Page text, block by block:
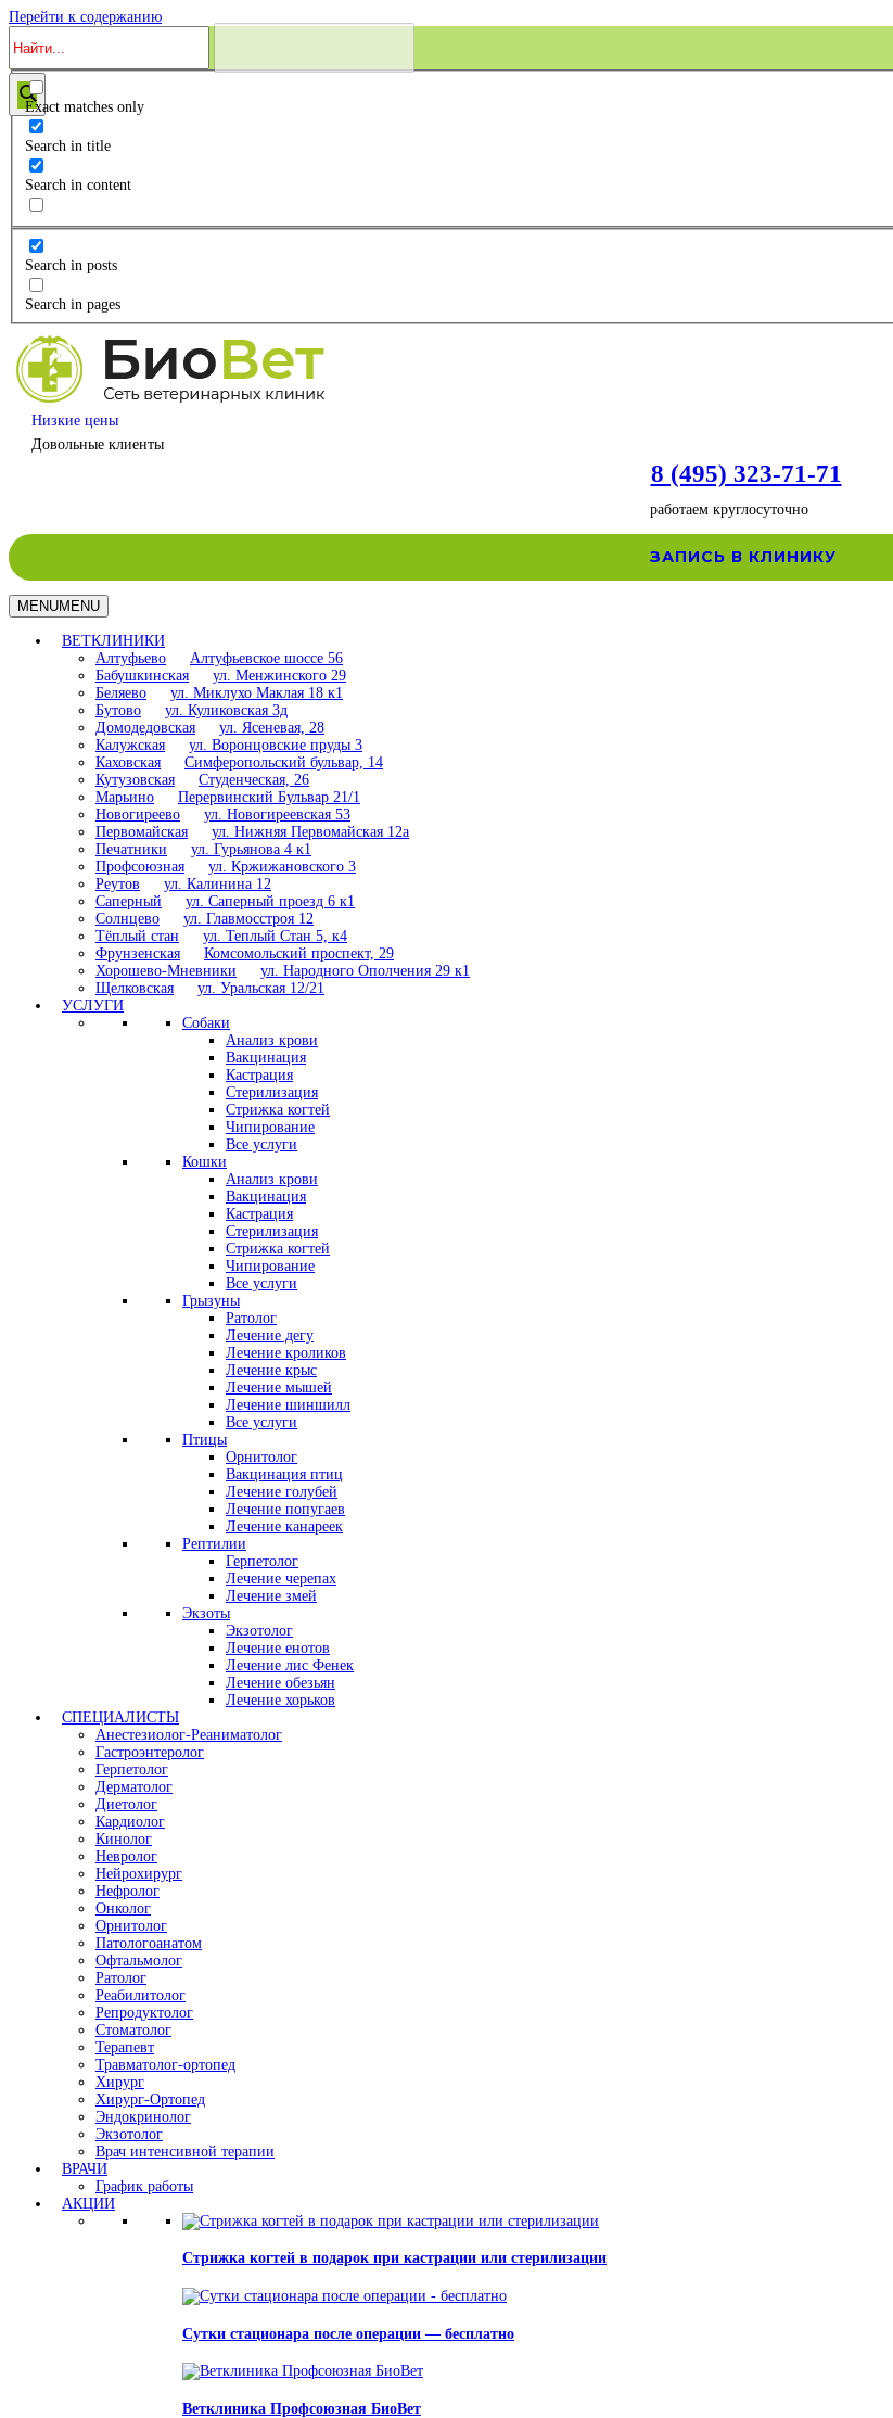
Перейти к содержанию
Exact matches only
Search in title
Search in content
Search in posts
Search in pages
Низкие цены
Довольные клиенты
8 (495) 323-71-71
работаем круглосуточно
ЗАПИСЬ В КЛИНИКУ
MENUMENU
ВЕТКЛИНИКИ
Алтуфьево
Алтуфьевское шоссе 56
Бабушкинская
ул. Менжинского 29
Беляево
ул. Миклухо Маклая 18 к1
Бутово
ул. Куликовская 3д
Домодедовская
ул. Ясеневая, 28
Калужская
ул. Воронцовские пруды 3
Каховская
Симферопольский бульвар, 14
Кутузовская
Студенческая, 26
Марьино
Перервинский Бульвар 21/1
Новогиреево
ул. Новогиреевская 53
Первомайская
ул. Нижняя Первомайская 12а
Печатники
ул. Гурьянова 4 к1
Профсоюзная
ул. Кржижановского 3
Реутов
ул. Калинина 12
Саперный
ул. Саперный проезд 6 к1
Солнцево
ул. Главмосстроя 12
Тёплый стан
ул. Теплый Стан 5, к4
Фрунзенская
Комсомольский проспект, 29
Хорошево-Мневники
ул. Народного Ополчения 29 к1
Щелковская
ул. Уральская 12/21
УСЛУГИ
Собаки
Анализ крови
Вакцинация
Кастрация
Стерилизация
Стрижка когтей
Чипирование
Все услуги
Кошки
Анализ крови
Вакцинация
Кастрация
Стерилизация
Стрижка когтей
Чипирование
Все услуги
Грызуны
Ратолог
Лечение дегу
Лечение кроликов
Лечение крыс
Лечение мышей
Лечение шиншилл
Все услуги
Птицы
Орнитолог
Вакцинация птиц
Лечение голубей
Лечение попугаев
Лечение канареек
Рептилии
Герпетолог
Лечение черепах
Лечение змей
Экзоты
Экзотолог
Лечение енотов
Лечение лис Фенек
Лечение обезьян
Лечение хорьков
СПЕЦИАЛИСТЫ
Анестезиолог-Реаниматолог
Гастроэнтеролог
Герпетолог
Дерматолог
Диетолог
Кардиолог
Кинолог
Невролог
Нейрохирург
Нефролог
Онколог
Орнитолог
Патологоанатом
Офтальмолог
Ратолог
Реабилитолог
Репродуктолог
Стоматолог
Терапевт
Травматолог-ортопед
Хирург
Хирург-Ортопед
Эндокринолог
Экзотолог
Врач интенсивной терапии
ВРАЧИ
График работы
АКЦИИ
Стрижка когтей в подарок при кастрации или стерилизации
Сутки стационара после операции — бесплатно
Ветклиника Профсоюзная БиоВет